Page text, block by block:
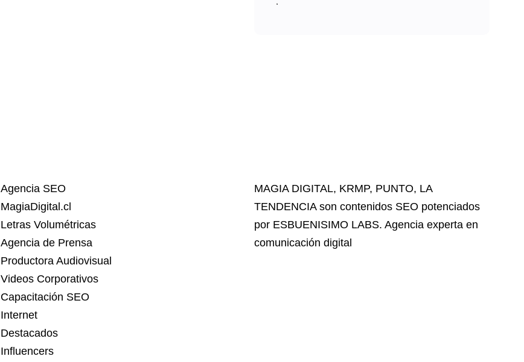
Agencia SEO
MagiaDigital.cl
Letras Volumétricas
Agencia de Prensa
Productora Audiovisual
Videos Corporativos
Capacitación SEO
Internet
Destacados
Influencers
MAGIA DIGITAL, KRMP, PUNTO, LA
TENDENCIAson contenidos SEO potenciados
por ESBUENISIMO LABS. Agencia experta en
comunicación digital